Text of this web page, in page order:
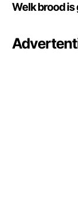
Welk brood